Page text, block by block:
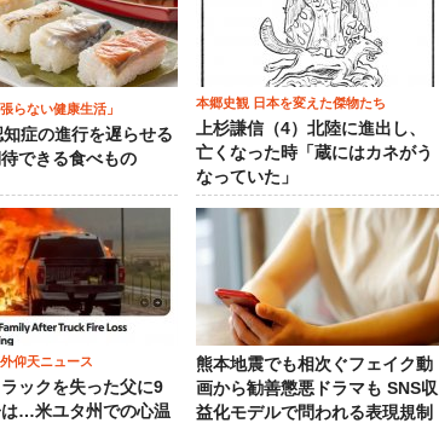
らない健康生活」
知症の進行を遅らせる
できる食べもの
本郷史観 日本を変えた傑物たち
上杉謙信（4）北陸に進出し、
亡くなった時「蔵にはカネがう
なっていた」
仰天ニュース
ックを失った父に9
…米ユタ州での心温
熊本地震でも相次ぐフェイク動
画から勧善懲悪ドラマも SNS収
益化モデルで問われる表現規制